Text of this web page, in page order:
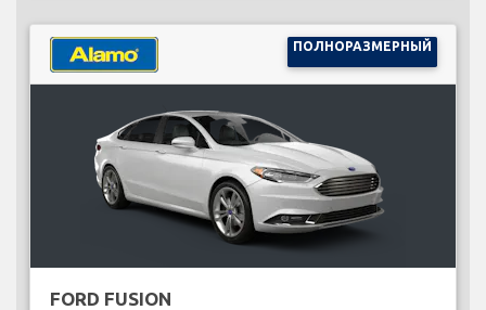
ПОЛНОРАЗМЕРНЫЙ
FORD FUSION